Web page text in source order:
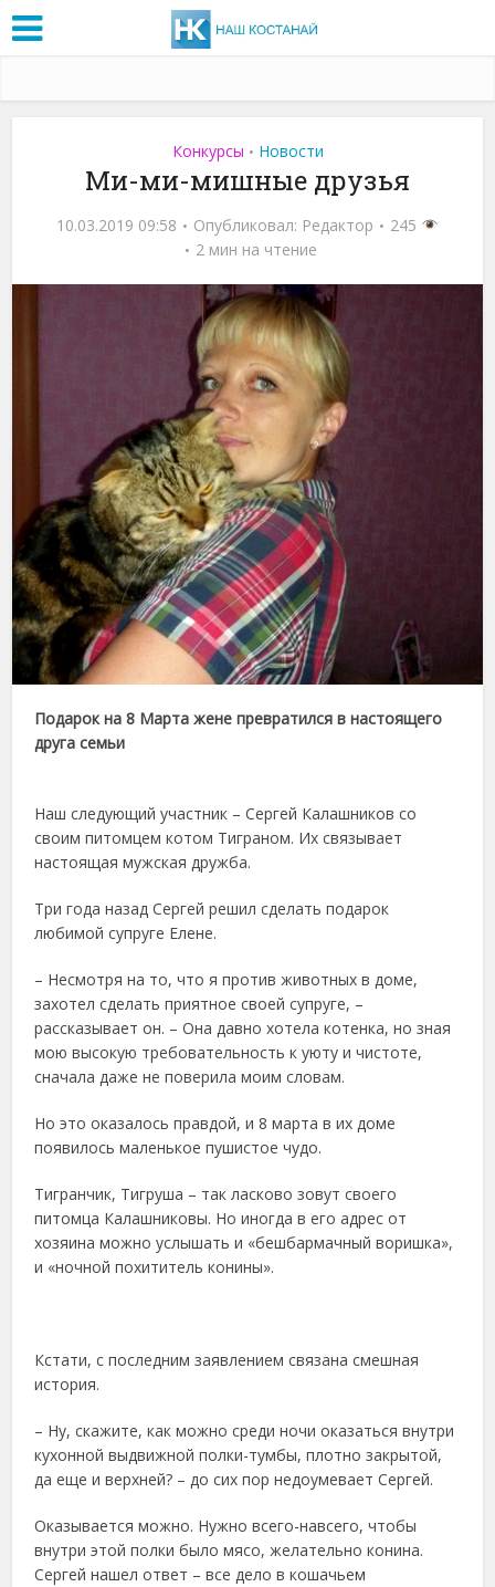
Конкурсы • Новости
Ми-ми-мишные друзья
10.03.2019 09:58 Опубликовал: Редактор
245
2 мин на чтение
Подарок на 8 Марта жене превратился в настоящего
друга семьи
Наш следующий участник – Сергей Калашников со
своим питомцем котом Тиграном. Их связывает
настоящая мужская дружба.
Три года назад Сергей решил сделать подарок
любимой супруге Елене.
– Несмотря на то, что я против животных в доме,
захотел сделать приятное своей супруге, –
рассказывает он. – Она давно хотела котенка, но зная
мою высокую требовательность к уюту и чистоте,
сначала даже не поверила моим словам.
Но это оказалось правдой, и 8 марта в их доме
появилось маленькое пушистое чудо.
Тигранчик, Тигруша – так ласково зовут своего
питомца Калашниковы. Но иногда в его адрес от
хозяина можно услышать и «бешбармачный воришка»,
и «ночной похититель конины».
Кстати, с последним заявлением связана смешная
история.
– Ну, скажите, как можно среди ночи оказаться внутри
кухонной выдвижной полки-тумбы, плотно закрытой,
да еще и верхней? – до сих пор недоумевает Сергей.
Оказывается можно. Нужно всего-навсего, чтобы
внутри этой полки было мясо, желательно конина.
Сергей нашел ответ – все дело в кошачьем